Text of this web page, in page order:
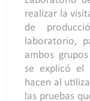
realizar la
de
laboratorio,
ambos
se explicó el
hacen al
las pruebas